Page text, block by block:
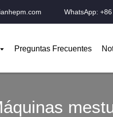
WhatsApp:
Preguntas Frecuentes